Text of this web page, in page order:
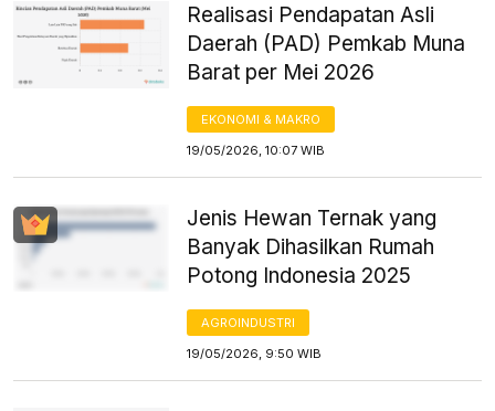
Realisasi Pendapatan Asli
Daerah (PAD) Pemkab Muna
Barat per Mei 2026
EKONOMI & MAKRO
19/05/2026, 10:07 WIB
Jenis Hewan Ternak yang
Banyak Dihasilkan Rumah
Potong Indonesia 2025
AGROINDUSTRI
19/05/2026, 9:50 WIB